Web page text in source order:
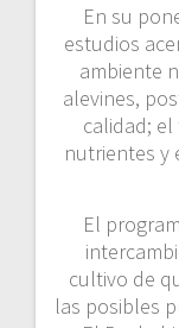
En su
estudios
ambiente
alevines,
calidad;
nutrientes y
El
cultivo de
las posibles